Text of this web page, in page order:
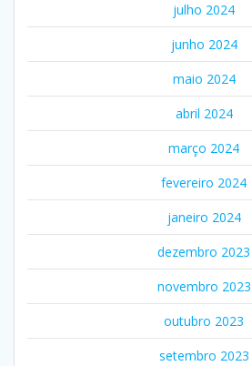
julho 2024
junho 2024
maio 2024
abril 2024
março 2024
fevereiro 2024
janeiro 2024
dezembro 2023
novembro 2023
outubro 2023
setembro 2023